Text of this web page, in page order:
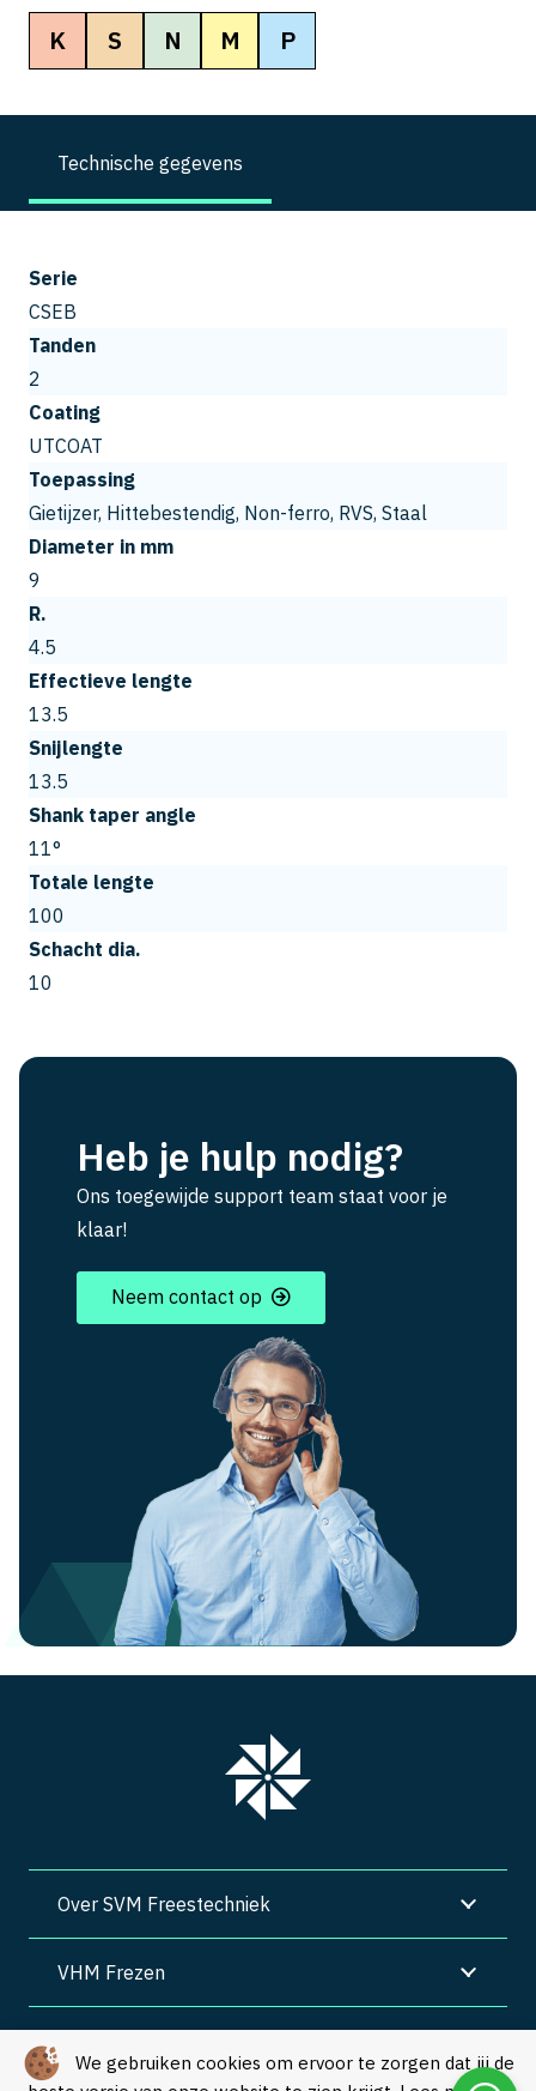
We gebruiken cookies om ervoor te zorgen dat jij de
K S N M P
Technische gegevens
Serie
CSEB
Tanden
2
Coating
UTCOAT
Toepassing
Gietijzer, Hittebestendig, Non-ferro, RVS, Staal
Diameter in mm
9
R.
4.5
Effectieve lengte
13.5
Snijlengte
13.5
Shank taper angle
11°
Totale lengte
100
Schacht dia.
10
Heb je hulp nodig?
Ons toegewijde support team staat voor je
klaar!
Neem contact op
Over SVM Freestechniek
VHM Frezen